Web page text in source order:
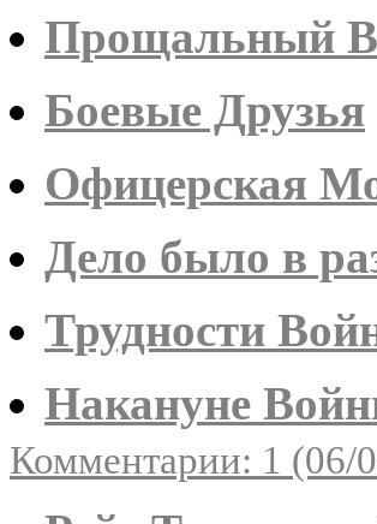
Прощальный
Боевые Друзья
Офицерская
Дело было в
Трудности
Накануне
Комментарии: 1 (06/